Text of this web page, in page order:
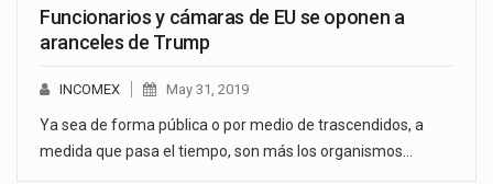
Funcionarios y cámaras de EU se oponen a
aranceles de Trump
INCOMEX May 31, 2019
Ya sea de forma pública o por medio de trascendidos, a
medida que pasa el tiempo, son más los organismos…